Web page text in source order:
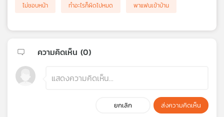
ไม่ชอบหน้า
ทำอะไรก็ผิดไปหมด พาแฟนเข้าบ้าน
ความคิดเห็น (0)
ยกเลิก ส่งความคิดเห็น